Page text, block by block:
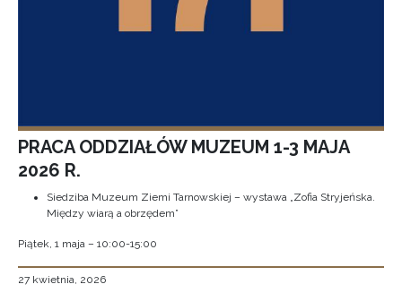
PRACA ODDZIAŁÓW MUZEUM 1-3 MAJA
2026 R.
Siedziba Muzeum Ziemi Tarnowskiej – wystawa „Zofia Stryjeńska.
Między wiarą a obrzędem”
Piątek, 1 maja – 10:00-15:00
27 kwietnia, 2026